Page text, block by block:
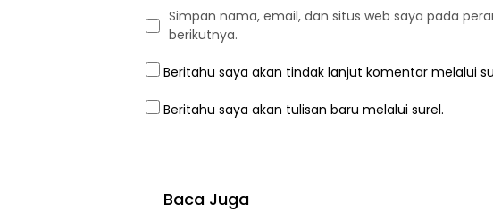
Simpan nama, email, dan situs web saya pada
berikutnya.
Beritahu saya akan tindak lanjut komentar melalui
Beritahu saya akan tulisan baru melalui surel.
Baca Juga